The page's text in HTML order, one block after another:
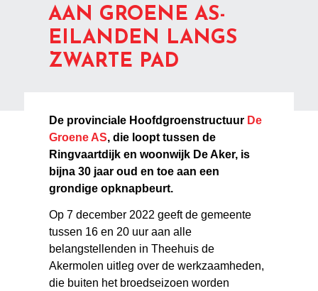
AAN GROENE AS-
EILANDEN LANGS
ZWARTE PAD
De provinciale Hoofdgroenstructuur De
Groene AS, die loopt tussen de
Ringvaartdijk en woonwijk De Aker, is
bijna 30 jaar oud en toe aan een
grondige opknapbeurt.
Op 7 december 2022 geeft de gemeente
tussen 16 en 20 uur aan alle
belangstellenden in Theehuis de
Akermolen uitleg over de werkzaamheden,
die buiten het broedseizoen worden